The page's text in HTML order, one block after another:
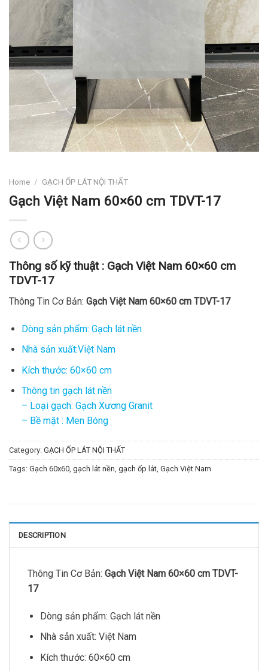
Home / GẠCH ỐP LÁT NỘI THẤT
Gạch Việt Nam 60×60 cm TDVT-17
Thông số kỹ thuật : Gạch Việt Nam 60×60 cm
TDVT-17
Thông Tin Cơ Bản: Gạch Việt Nam 60×60 cm TDVT-17
Dòng sản phẩm: Gạch lát nền
Nhà sản xuất:Việt Nam
Kích thước: 60×60 cm
Thông tin gạch lát nền
– Loại gạch: Gạch Xương Granit
– Bề mặt : Men Bóng
Category: GẠCH ỐP LÁT NỘI THẤT
Tags: Gạch 60x60, gạch lát nền, gạch ốp lát, Gạch Việt Nam
DESCRIPTION
Thông Tin Cơ Bản: Gạch Việt Nam 60×60 cm TDVT-
17
Dòng sản phẩm: Gạch lát nền
Nhà sản xuất: Việt Nam
Kích thước: 60×60 cm